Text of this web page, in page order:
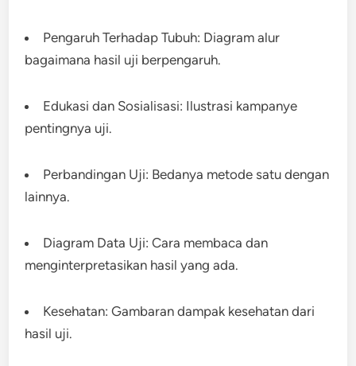
Pengaruh Terhadap Tubuh: Diagram alur
bagaimana hasil uji berpengaruh.
Edukasi dan Sosialisasi: Ilustrasi kampanye
pentingnya uji.
Perbandingan Uji: Bedanya metode satu dengan
lainnya.
Diagram Data Uji: Cara membaca dan
menginterpretasikan hasil yang ada.
Kesehatan: Gambaran dampak kesehatan dari
hasil uji.